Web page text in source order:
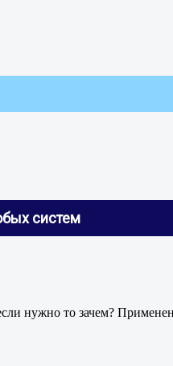
систем
нужно то зачем?